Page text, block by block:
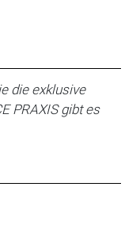
die exklusive
PRAXIS gibt es